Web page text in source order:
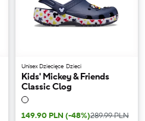
Unisex Dziecięce Dzieci
Kids' Mickey & Friends
Classic Clog
149.90 PLN (-48%)289.99 PLN